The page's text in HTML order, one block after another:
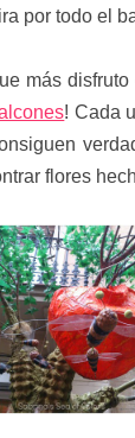
por todo el
más
! Cada
flores